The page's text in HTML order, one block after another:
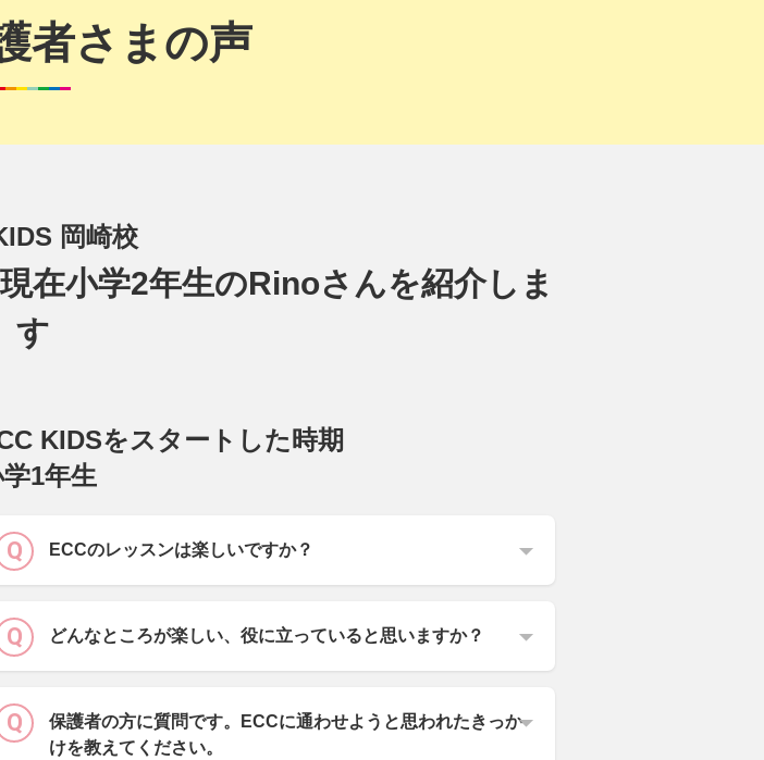
者さまの声
岡崎校
在小学2年生のRinoさんを紹介しま
す
KIDSをスタートした時期
1年生
ECCのレッスンは楽しいですか？
どんなところが楽しい、役に立っていると思いますか？
保護者の方に質問です。ECCに通わせようと思われたきっか
けを教えてください。